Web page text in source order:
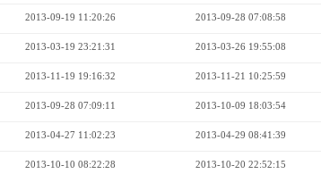
2013-09-19 11:20:26 2013-09-28 07:08:58
2013-03-19 23:21:31 2013-03-26 19:55:08
2013-11-19 19:16:32 2013-11-21 10:25:59
2013-09-28 07:09:11 2013-10-09 18:03:54
2013-04-27 11:02:23 2013-04-29 08:41:39
2013-10-10 08:22:28 2013-10-20 22:52:15